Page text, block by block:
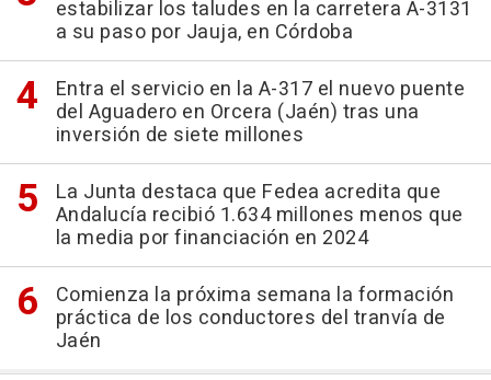
estabilizar los taludes en la carretera A-3131
a su paso por Jauja, en Córdoba
Entra el servicio en la A-317 el nuevo puente
del Aguadero en Orcera (Jaén) tras una
inversión de siete millones
La Junta destaca que Fedea acredita que
Andalucía recibió 1.634 millones menos que
la media por financiación en 2024
Comienza la próxima semana la formación
práctica de los conductores del tranvía de
Jaén